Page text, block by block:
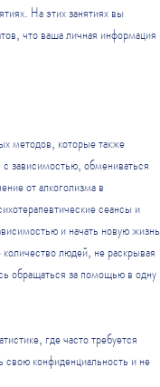
На этих занятиях вы
что ваша личная информация
методов, которые также
зависимостью, обмениваться
от алкоголизма в
сеансы и
и начать новую жизнь
людей, не раскрывая
обращаться за помощью в одну
где часто требуется
конфиденциальность и не